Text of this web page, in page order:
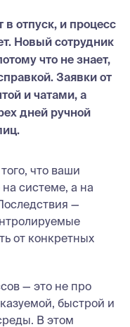
отпуск, и процесс
Новый сотрудник
что не знает,
Заявки от
и чатами, а
дней ручной
что ваши
системе, а на
—
от конкретных
— это не про
быстрой и
В этом